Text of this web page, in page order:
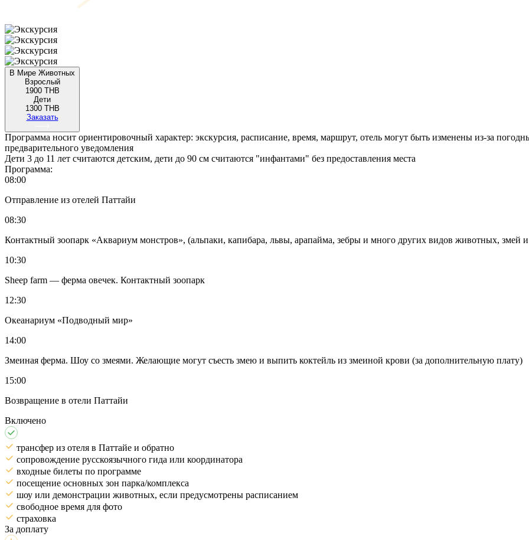
В Мире Животных
Взрослый
1900 THB
Дети
1300 THB
Заказать
Программа носит ориентировочный характер: экскурсия, расписание, время, маршрут, отель могут быть изменены из-за
предварительного уведомления
Дети 3 до 11 лет считаются детским, дети до 90 см считаются "инфантами" без предоставления места
Программа:
08:00
Отправление из отелей Паттайи
08:30
Контактный зоопарк «Аквариум монстров», (альпаки, капибара, львы, арапайма, зебры и много других видов животных, змей
10:30
Sheep farm — ферма овечек. Контактный зоопарк
12:30
Океанариум «Подводный мир»
14:00
Змеиная ферма. Шоу со змеями. Желающие могут съесть змею и выпить коктейль из змеиной крови (за дополнительную плату)
15:00
Возвращение в отели Паттайи
Включено
трансфер из отеля в Паттайе и обратно
сопровождение русскоязычного гида или координатора
входные билеты по программе
посещение основных зон парка/комплекса
шоу или демонстрации животных, если предусмотрены расписанием
свободное время для фото
страховка
За доплату